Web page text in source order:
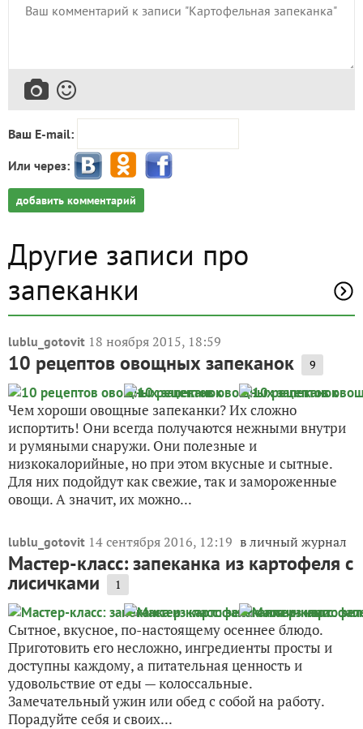
Ваш E-mail:
Или через:
добавить комментарий
Другие записи про
запеканки
lublu_gotovit 18 ноября 2015, 18:59
10 рецептов овощных запеканок 9
Чем хороши овощные запеканки? Их сложно
испортить! Они всегда получаются нежными внутри
и румяными снаружи. Они полезные и
низкокалорийные, но при этом вкусные и сытные.
Для них подойдут как свежие, так и замороженные
овощи. А значит, их можно...
lublu_gotovit 14 сентября 2016, 12:19 в личный журнал
Мастер-класс: запеканка из картофеля с
лисичками 1
Сытное, вкусное, по-настоящему осеннее блюдо.
Приготовить его несложно, ингредиенты просты и
доступны каждому, а питательная ценность и
удовольствие от еды — колоссальные.
Замечательный ужин или обед с собой на работу.
Порадуйте себя и своих...